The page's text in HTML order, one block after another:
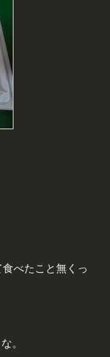
べたこと無くっ
。